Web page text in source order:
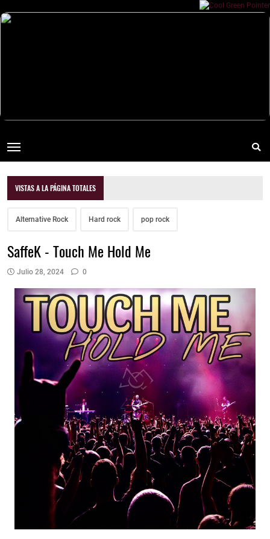
VISTAS A LA PÁGINA TOTALES
Alternative Rock Hard rock pop rock
SaffeK - Touch Me Hold Me
Julio 28, 2024 0